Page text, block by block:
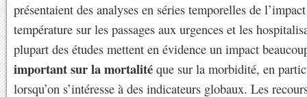
présentaient des analyses en séries temporelles de
température sur les passages aux urgences et les
plupart des études mettent en évidence un impact
important sur la mortalité que sur la morbidité, en
lorsqu’on s’intéresse à des indicateurs globaux. Les